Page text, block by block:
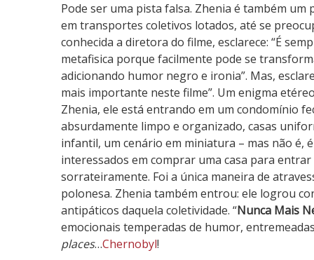
Pode ser uma pista falsa. Zhenia é também
em transportes coletivos lotados, até se
conhecida a diretora do filme, esclarece: “É
metafisica porque facilmente pode se
adicionando humor negro e ironia”. Mas,
mais importante neste filme”. Um enigma
Zhenia, ele está entrando em um condomínio
absurdamente limpo e organizado, casas
infantil, um cenário em miniatura – mas não é,
interessados em comprar uma casa para
sorrateiramente. Foi a única maneira de
polonesa. Zhenia também entrou: ele logrou
antipáticos daquela coletividade. “Nunca Mais
emocionais temperadas de humor,
places…Chernobyl!